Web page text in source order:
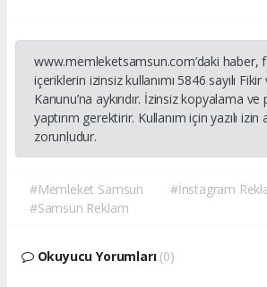
www.memleketsamsun.com’daki haber,
içeriklerin izinsiz kullanımı 5846 sayılı
Kanunu’na aykırıdır. İzinsiz kopyalama ve
yaptırım gerektirir. Kullanım için yazılı izin
zorunludur.
#Memleket Samsun
#İnstagram
#Samsun Reklam
Okuyucu Yorumları (0)